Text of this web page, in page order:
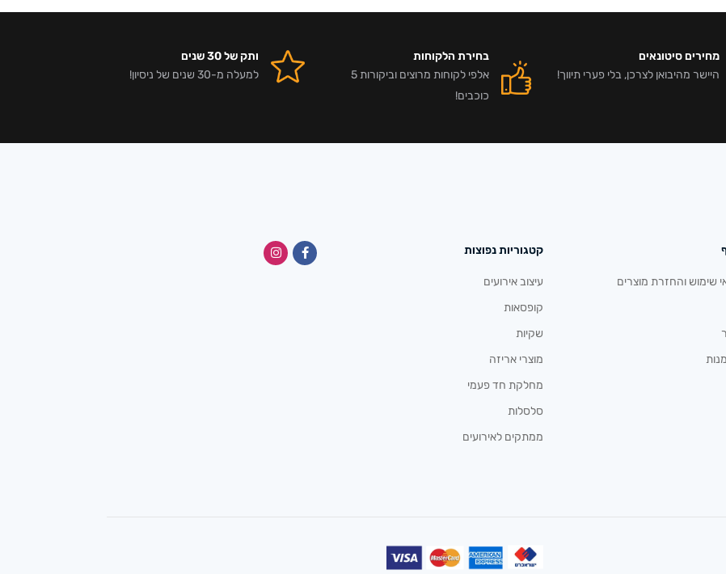
מחירים סיטונאים
היישר מהיבואן לצרכן, בלי פערי תיווך!
בחירת הלקוחות
אלפי לקוחות מרוצים וביקורות 5
כוכבים!
ותק של 30 שנים
למעלה מ-30 שנים של ניסיון!
שימוש והחזרת מוצרים
קטגוריות נפוצות
עיצוב אירועים
קופסאות
שקיות
מוצרי אריזה
מחלקת חד פעמי
סלסלות
ממתקים לאירועים